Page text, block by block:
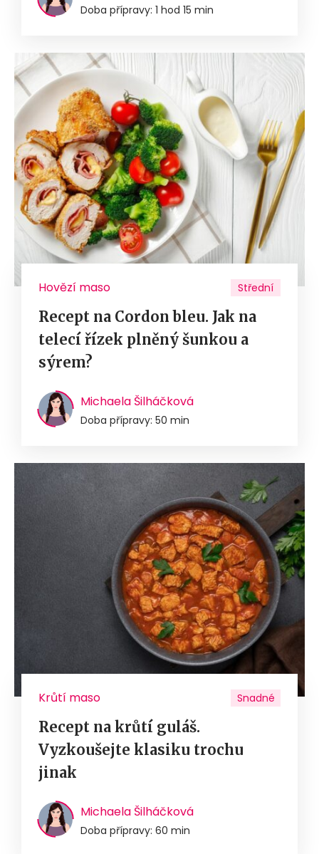
Doba přípravy: 1 hod 15 min
Hovězí maso Střední
Recept na Cordon bleu. Jak na
telecí řízek plněný šunkou a
sýrem?
Michaela Šilháčková
Doba přípravy: 50 min
Krůtí maso Snadné
Recept na krůtí guláš.
Vyzkoušejte klasiku trochu
jinak
Michaela Šilháčková
Doba přípravy: 60 min